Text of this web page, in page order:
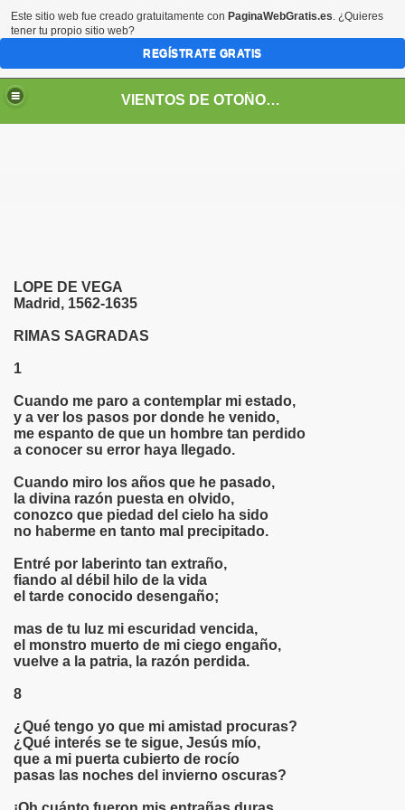
VIENTOS DE OTOÑO POR FANNY JEM WONG
LOPE DE VEGA
Madrid, 1562-1635
RIMAS SAGRADAS
1
Cuando me paro a contemplar mi estado,
y a ver los pasos por donde he venido,
me espanto de que un hombre tan perdido
a conocer su error haya llegado.
Cuando miro los años que he pasado,
la divina razón puesta en olvido,
conozco que piedad del cielo ha sido
no haberme en tanto mal precipitado.
Entré por laberinto tan extraño,
fiando al débil hilo de la vida
el tarde conocido desengaño;
mas de tu luz mi escuridad vencida,
el monstro muerto de mi ciego engaño,
vuelve a la patria, la razón perdida.
8
¿Qué tengo yo que mi amistad procuras?
¿Qué interés se te sigue, Jesús mío,
que a mi puerta cubierto de rocío
pasas las noches del invierno oscuras?
callas..." en su voz
MUJER"
Vallejo
Vallejo
Este sitio web fue creado gratuitamente con PaginaWebGratis.es. ¿Quieres
tener tu propio sitio web?
REGÍSTRATE GRATIS